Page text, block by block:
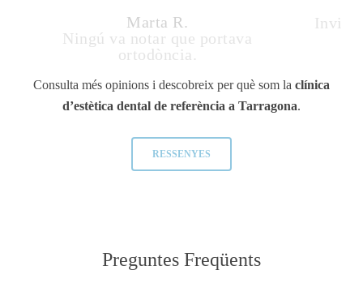
Marta R.
Ningú va notar que portava
ortodòncia.
Consulta més opinions i descobreix per què som la clínica
d’estètica dental de referència a Tarragona.
RESSENYES
Preguntes Freqüents